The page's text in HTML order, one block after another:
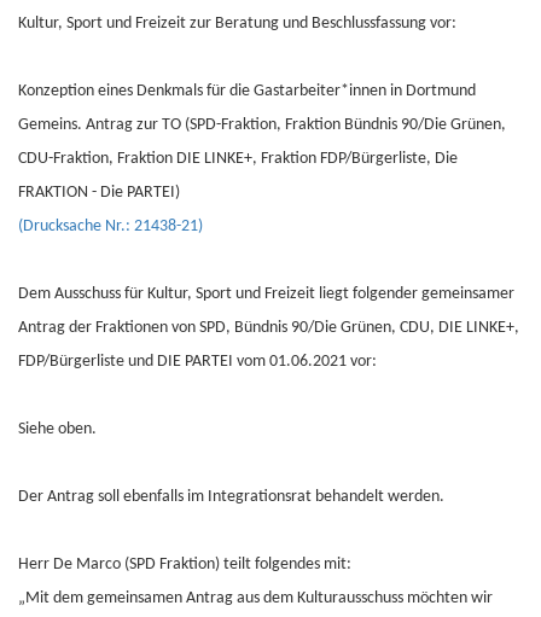
Kultur, Sport und Freizeit zur Beratung und Beschlussfassung vor:
Konzeption eines Denkmals für die Gastarbeiter*innen in Dortmund
Gemeins. Antrag zur TO (SPD-Fraktion, Fraktion Bündnis 90/Die Grünen,
CDU-Fraktion, Fraktion DIE LINKE+, Fraktion FDP/Bürgerliste, Die
FRAKTION - Die PARTEI)
(Drucksache Nr.: 21438-21)
Dem Ausschuss für Kultur, Sport und Freizeit liegt folgender gemeinsamer
Antrag der Fraktionen von SPD, Bündnis 90/Die Grünen, CDU, DIE LINKE+,
FDP/Bürgerliste und DIE PARTEI vom 01.06.2021 vor:
Siehe oben.
Der Antrag soll ebenfalls im Integrationsrat behandelt werden.
Herr De Marco (SPD Fraktion) teilt folgendes mit:
„Mit dem gemeinsamen Antrag aus dem Kulturausschuss möchten wir